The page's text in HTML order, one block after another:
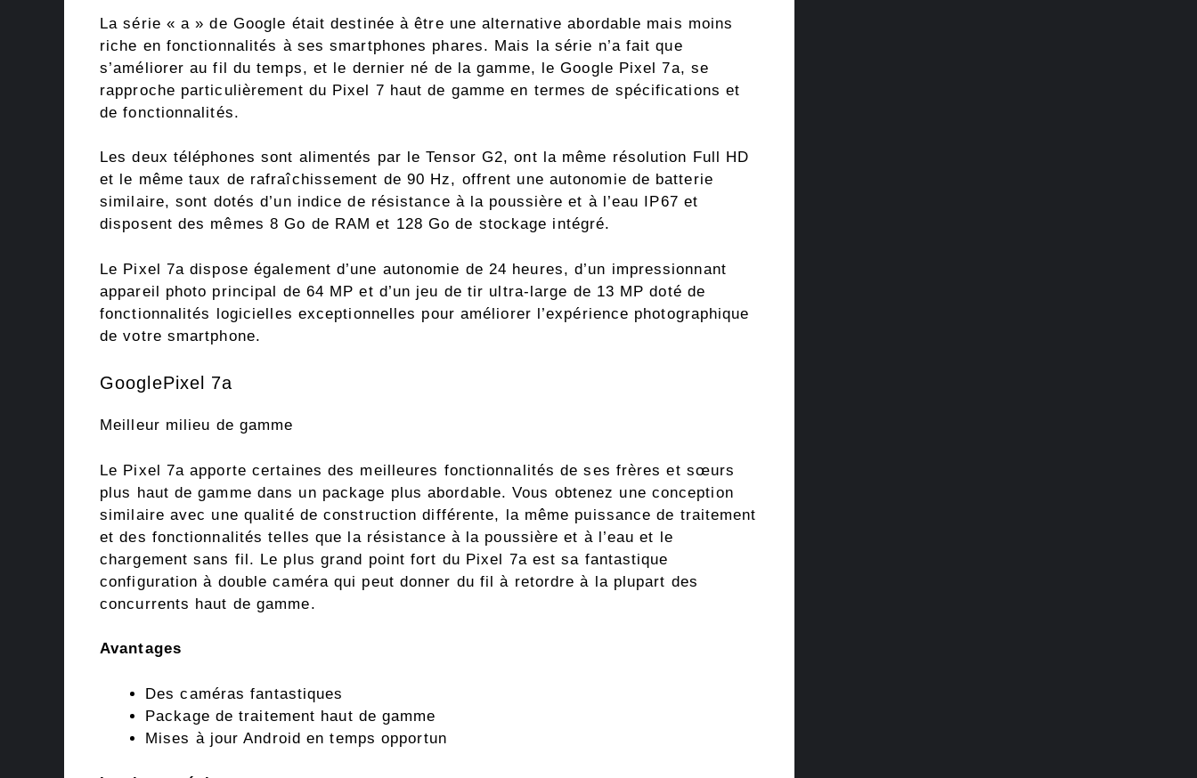
La série « a » de Google était destinée à être une alternative abordable mais moins
riche en fonctionnalités à ses smartphones phares. Mais la série n’a fait que
s’améliorer au fil du temps, et le dernier né de la gamme, le Google Pixel 7a, se
rapproche particulièrement du Pixel 7 haut de gamme en termes de spécifications et
de fonctionnalités.
Les deux téléphones sont alimentés par le Tensor G2, ont la même résolution Full HD
et le même taux de rafraîchissement de 90 Hz, offrent une autonomie de batterie
similaire, sont dotés d’un indice de résistance à la poussière et à l’eau IP67 et
disposent des mêmes 8 Go de RAM et 128 Go de stockage intégré.
Le Pixel 7a dispose également d’une autonomie de 24 heures, d’un impressionnant
appareil photo principal de 64 MP et d’un jeu de tir ultra-large de 13 MP doté de
fonctionnalités logicielles exceptionnelles pour améliorer l’expérience photographique
de votre smartphone.
GooglePixel 7a
Meilleur milieu de gamme
Le Pixel 7a apporte certaines des meilleures fonctionnalités de ses frères et sœurs
plus haut de gamme dans un package plus abordable. Vous obtenez une conception
similaire avec une qualité de construction différente, la même puissance de traitement
et des fonctionnalités telles que la résistance à la poussière et à l’eau et le
chargement sans fil. Le plus grand point fort du Pixel 7a est sa fantastique
configuration à double caméra qui peut donner du fil à retordre à la plupart des
concurrents haut de gamme.
Avantages
Des caméras fantastiques
Package de traitement haut de gamme
Mises à jour Android en temps opportun